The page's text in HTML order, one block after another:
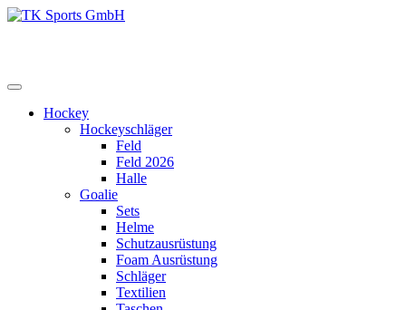
Zum
Hockey
Hockeyschläger
Feld
Feld 2026
Halle
Goalie
Sets
Helme
Schutzausrüstung
Foam Ausrüstung
Schläger
Textilien